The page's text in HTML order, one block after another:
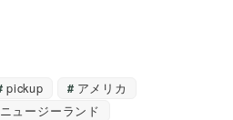
pickup
アメリカ
ニュージーランド